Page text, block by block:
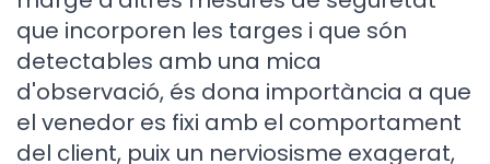
que incorporen les targes i que són
detectables amb una mica
d'observació, és dona importància a que
el venedor es fixi amb el comportament
del client, puix un nerviosisme exagerat,